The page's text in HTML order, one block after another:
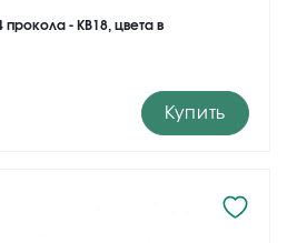
прокола - KB18, цвета в
Купить